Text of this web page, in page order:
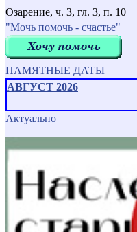
Озарение, ч. 3, гл. 3, п. 10
"Мочь помочь - счастье"
ПАМЯТНЫЕ ДАТЫ
АВГУСТ 2026
Актуально